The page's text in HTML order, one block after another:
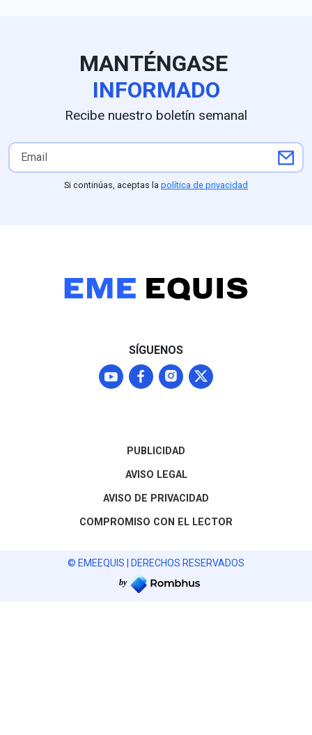
MANTÉNGASE
INFORMADO
Recibe nuestro boletín semanal
Si continúas, aceptas la política de privacidad
SÍGUENOS
PUBLICIDAD
AVISO LEGAL
AVISO DE PRIVACIDAD
COMPROMISO CON EL LECTOR
© EMEEQUIS | DERECHOS RESERVADOS
by